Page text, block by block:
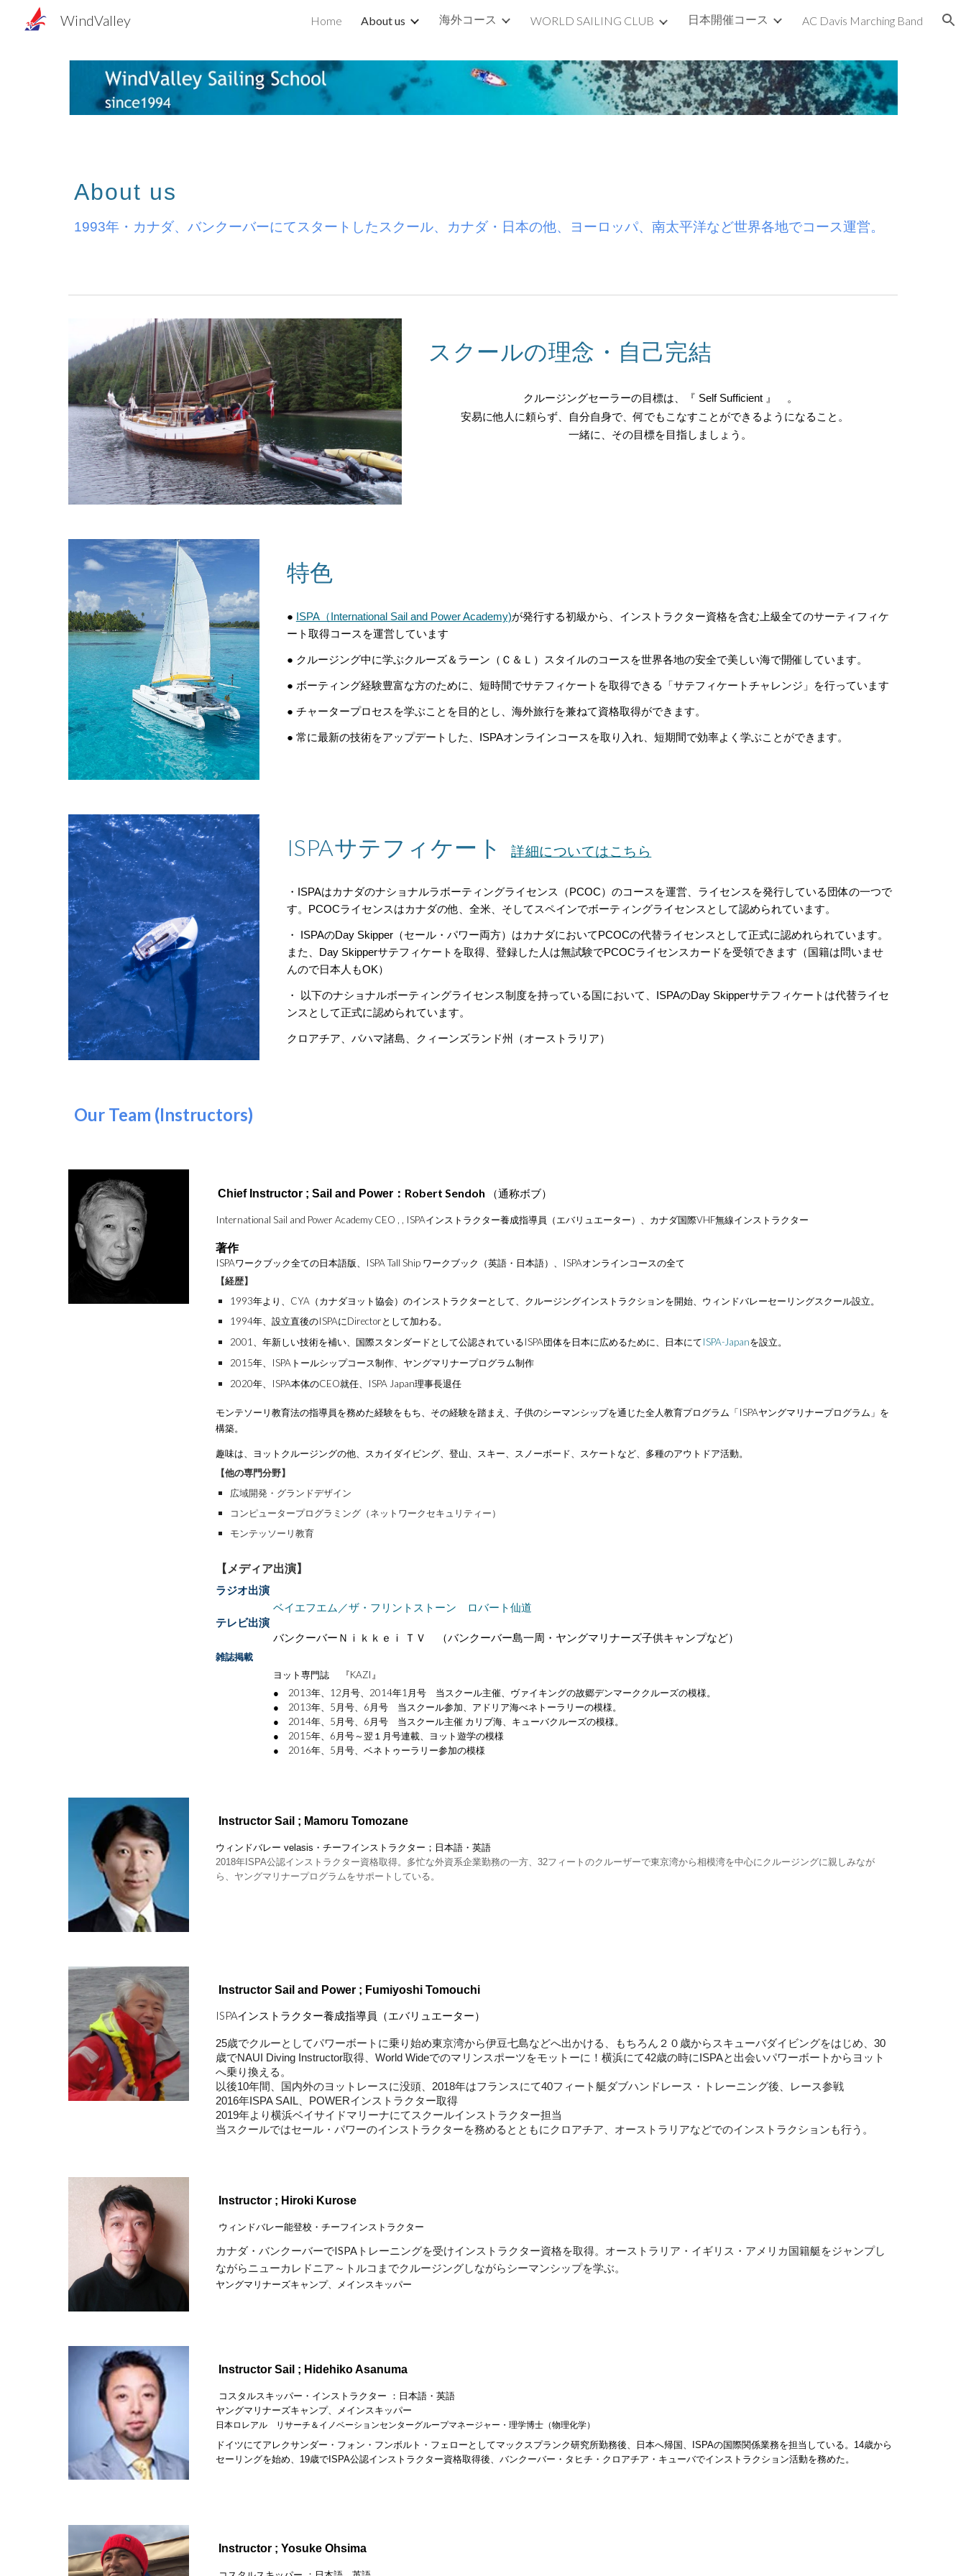
Skip to main content Skip to navigation
WindValley Home About us 海外コース WORLD SAILING CLUB 日本開催コース AC Davis Marching Band
About us
1993年・カナダ、バンクーバーにてスタートしたスクール、カナダ・日本の他、ヨーロッパ、南太平洋など世界各地でコース運営。
スクールの理念・自己完結
クルージングセーラーの目標は、『 Self Sufficient 』 。
安易に他人に頼らず、自分自身で、何でもこなすことができるようになること。
一緒に、その目標を目指しましょう。
特色
● ISPA（International Sail and Power Academy)が発行する初級から、インストラクター資格を含む上級全てのサーティフィケ
ート取得コースを運営しています
● クルージング中に学ぶクルーズ＆ラーン（Ｃ＆Ｌ）スタイルのコースを世界各地の安全で美しい海で開催しています。
● ボーティング経験豊富な方のために、 短時間でサテフィケートを取得できる「サテフィケートチャレンジ」を行っています
● チャータープロセスを学ぶことを目的とし、海外旅行を兼ねて資格取得ができます。
● 常に最新の技術をアップデートした、ISPAオンラインコースを取り入れ、短期間で効率よく 学ぶことができます。
ISPAサテフィケート詳細についてはこちら
・ISPAはカナダのナショナルラボーティングライセンス（PCOC）のコースを運営、ライセンスを発行している団体の一つで
す。PCOCライセンスはカナダの他、全米、そしてスペインでボーティングライセンスとして認められています。
・ ISPAのDay Skipper（セール・パワー両方）はカナダにおいてPCOCの代替ライセンスとして正式に認めれられています。
また、Day Skipperサテフィケートを取得、登録した人は無試験でPCOCライセンスカードを受領できます（国籍は問いませ
んので日本人もOK）
・ 以下のナショナルボーティングライセンス制度を持っている国において、ISPAのDay Skipperサテフィケートは代替ライセ
ンスとして正式に認められています。
クロアチア、バハマ諸島、クィーンズランド州（オーストラリア）
Our Team (Instructors)
Chief Instructor ;Sail and Power ：Robert Sendoh （通称ボブ）
International Sail and Power Academy CEO , , ISPAインストラクター養成指導員（エバリュエーター）、 カナダ国際VHF無線インストラクター
著作
ISPAワークブック全ての日本語版、ISPA Tall Ship ワークブック（英語・日本語）、ISPAオンラインコースの全て
【経歴】
1993年より、CYA（カナダヨット協会）のインストラクターとして、クルージングインストラクションを開始、 ウィンドバレーセーリングスクール設立。
1994年、設立直後のISPAにDirectorとして加わる。
2001、年新しい技術を補い、国際スタンダードとして公認されているISPA団体を日本に広めるために、日本にてISPA-Japanを設立。
2015年、ISPAトールシップコース制作、ヤングマリナープログラム制作
2020年、ISPA本体のCEO就任、ISPA Japan理事長退任
モンテソーリ教育法の指導員を務めた経験をもち、その経験を踏まえ、子供のシーマンシップを通じた全人教育プログラム「ISPAヤングマリナープログラム」を
構築。
趣味は、ヨットクルージングの他、スカイダイビング、登山、スキー、スノーボード、スケートなど、多種のアウトドア活動。
【他の専門分野】
広域開発・グランドデザイン
コンピュータープログラミング（ネットワークセキュリティー）
モンテッソーリ教育
【メディア出演】
ラジオ出演
ベイエフエム／ザ・フリントストーン ロバート仙道
テレビ出演
バンクーバーＮｉｋｋｅｉ ＴＶ （バンクーバー島一周・ヤングマリナーズ子供キャンプなど）
雑誌掲載
ヨット専門誌 『KAZI』
● 2013年、12月号、2014年1月号 当スクール主催、ヴァイキングの故郷デンマーククルーズの模様。
● 2013年、5月号、6月号 当スクール参加、アドリア海べネトーラリーの模様。
● 2014年、5月号、6月号 当スクール主催 カリブ海、キューバクルーズの模様。
● 2015年、6月号～翌１月号連載、ヨット遊学の模様
● 2016年、5月号、ベネトゥーラリー参加の模様
Instructor Sail ; Mamoru Tomozane
ウィンドバレーvelasis ・チーフインストラクター；日本語・英語
2018年ISPA公認インストラクター資格取得。多忙な外資系企業勤務の一方、32フィートのクルーザーで東京湾から相模湾を中心にクルージングに親しみなが
ら、ヤングマリナープログラムをサポートしている。
Instructor Sail and Power ; Fumiyoshi Tomouchi
ISPAインストラクター養成指導員（エバリュエーター）
25歳でクルーとしてパワーボートに乗り始め東京湾から伊豆七島などへ出かける、もちろん２０歳からスキューバダイビングをはじめ、30
歳でNAUI Diving Instructor取得、World Wideでのマリンスポーツをモットーに！横浜にて42歳の時にISPAと出会いパワーボートからヨット
へ乗り換える。
以後10年間、国内外のヨットレースに没頭、2018年はフランスにて40フィート艇ダブハンドレース・トレーニング後、レース参戦
2016年ISPA SAIL、POWERインストラクター取得
2019年より横浜ベイサイドマリーナにてスクールインストラクター担当
当スクールではセール・パワーのインストラクターを務めるとともにクロアチア、オーストラリアなどでのインストラクションも行う。
Instructor ; Hiroki Kurose
ウィンドバレー能登校・チーフインストラクター
カナダ・バンクーバーでISPAトレーニングを受けインストラクター資格を取得。オーストラリア・イギリス・アメリカ国籍艇をジャンプし
ながらニューカレドニア～トルコまでクルージングしながらシーマンシップを学ぶ。
ヤングマリナーズキャンプ、メインスキッパー
Instructor Sail ; HidehikoAsanuma
コスタルスキッパー・インストラクター ：日本語・英語
ヤングマリナーズキャンプ、メインスキッパー
日本ロレアル リサーチ＆イノベーションセンターグループマネージャー・理学博士（物理化学）
ドイツにてアレクサンダー・フォン・フンボルト・フェローとしてマックスプランク研究所勤務後、日本へ帰国、ISPAの国際関係業務を担当している。14歳から
セーリングを始め、19歳でISPA公認インストラクター資格取得後、バンクーバー・タヒチ・クロアチア・キューバでインストラクション活動を務めた。
Instructor ;Yosuke Ohsima